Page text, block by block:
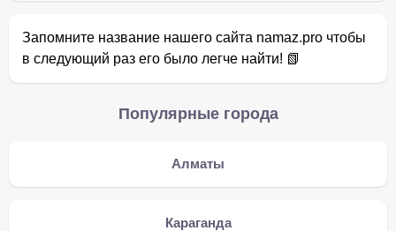
Запомните название нашего сайта namaz.pro чтобы
в следующий раз его было легче найти! 📗
Популярные города
Алматы
Караганда